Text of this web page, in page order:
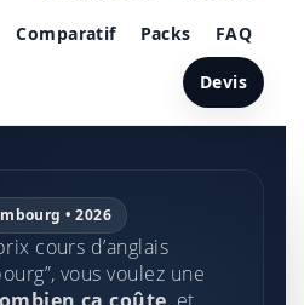
Comparatif
Packs FAQ
Devis
• 2026
cours d’anglais
vous voulez une